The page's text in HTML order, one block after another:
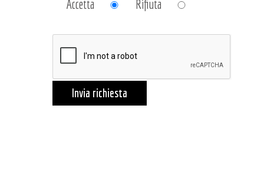
Accetta
Rifiuta
Invia richiesta